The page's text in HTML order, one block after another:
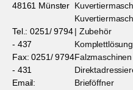
48161 Münster
Tel.: 0251/ 9794
- 437
Fax: 0251/ 9794
- 431
Email:
| Zubehör
Falzmaschinen
Brieföffner